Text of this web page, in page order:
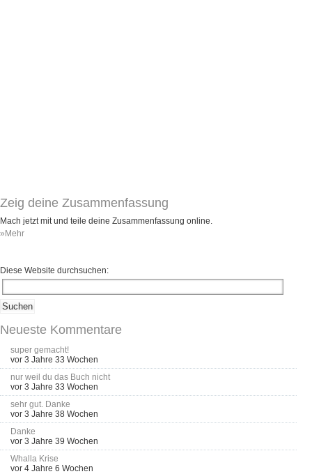
Zeig deine Zusammenfassung
Mach jetzt mit und teile deine Zusammenfassung online.
»Mehr
Diese Website durchsuchen:
Neueste Kommentare
super gemacht!
vor 3 Jahre 33 Wochen
nur weil du das Buch nicht
vor 3 Jahre 33 Wochen
sehr gut. Danke
vor 3 Jahre 38 Wochen
Danke
vor 3 Jahre 39 Wochen
Whalla Krise
vor 4 Jahre 6 Wochen